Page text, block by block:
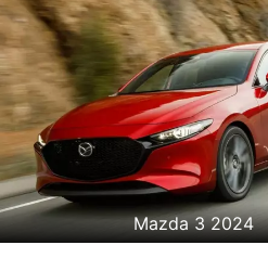
Mazda 3 2024